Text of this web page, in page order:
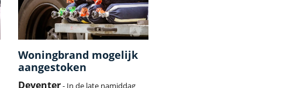
Woningbrand mogelijk
aangestoken
Deventer- In de late namiddag